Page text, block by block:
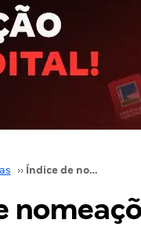
›› Índice de nomeações além das vagas do concurso TCE-PR é de até 1.200%! Inicial de R$ 16 mil!